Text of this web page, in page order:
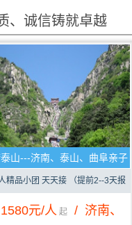
、诚信铸就卓越
山---济南、泰山、曲阜亲子
三日游（纯玩0购）
精品小团 天天接 （提前2--3天报
名）
元/人 起 / 济南、